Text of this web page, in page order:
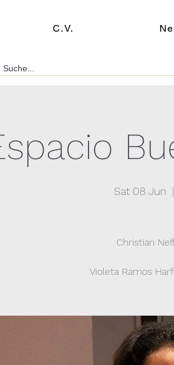
C.V.
Sat 08 Jun
  |
Christian
Violeta Ramos